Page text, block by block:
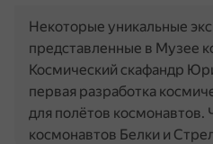
Некоторые уникальные
представленные в Музее
Космический скафандр
первая разработка
для полётов космонавтов.
космонавтов Белки и